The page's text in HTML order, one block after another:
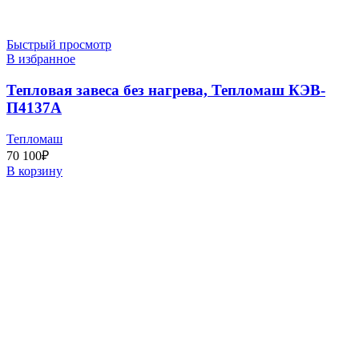
Быстрый просмотр
В избранное
Тепловая завеса без нагрева, Тепломаш КЭВ-
П4137A
Тепломаш
70 100₽
В корзину